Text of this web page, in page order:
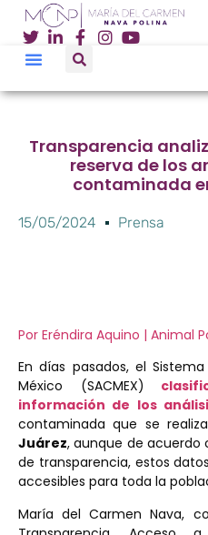
Transparencia
reserva de los
contaminada
15/05/2024 Prensa
Por Eréndira Aquino | Animal
En días pasados, el
México (SACMEX)
información de los
contaminada que se
Juárez, aunque de
de transparencia, estos
accesibles para toda la
María del Carmen Nava,